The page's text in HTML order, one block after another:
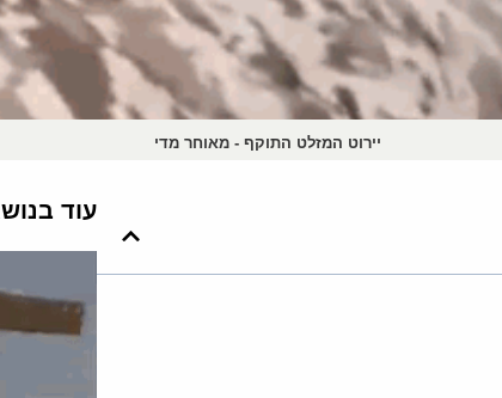
יירוט המזלט התוקף - מאוחר מדי
עוד